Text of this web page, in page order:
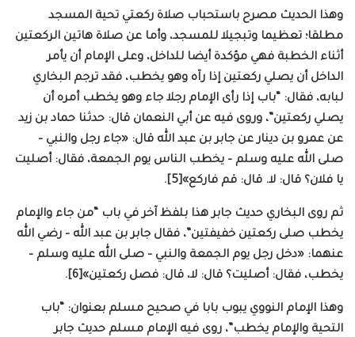
وهذا الحديث مصرح باستحباب صلاة ركعتي تحية المسجد
مطلقا؛ تعظيما وتبجيلا للمسجد، وأما عن صلاة هاتين الركعتين
أثناء الخطبة فهي مؤكدة أيضا للداخل، وعلى الإمام أن يأمر
الداخل أن يصلي ركعتين إذا رآه وهو يخطب، فقد ترجم البخاري
لبابه، فقال: “باب إذا رأى الإمام رجلا جاء وهو يخطب أمره أن
يصلي ركعتين”، وروى فيه عن أبي النعمان قال: حدثنا حماد بن زيد
عن عمرو بن دينار عن جابر بن عبد الله قال: «جاء رجل والنبي –
صلى الله عليه وسلم – يخطب الناس يوم الجمعة، فقال: أصليت
يا فلان؟ قال: لا. قال: قم فاركع»[5].
ثم روى البخاري حديث جابر هذا بلفظ آخر في باب “من جاء والإمام
يخطب صلى ركعتين خفيفتين”، فقال جابر بن عبد الله – رضي الله
عنهما: «دخل رجل يوم الجمعة والنبي – صلى الله عليه وسلم –
يخطب، فقال: أصليت؟ قال: لا، قال: فصل ركعتين»[6].
وهذا الإمام النووي يبوب بابا في صحيح مسلم بعنوان: “باب
التحية والإمام يخطب”، روى فيه الإمام مسلم حديث جابر